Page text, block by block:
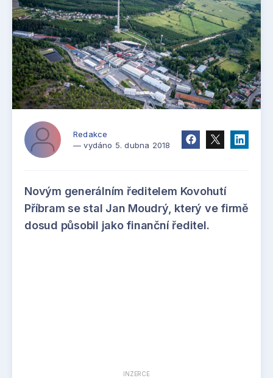
Redakce
— vydáno 5. dubna 2018
Novým generálním ředitelem Kovohutí
Příbram se stal Jan Moudrý, který ve firmě
dosud působil jako finanční ředitel.
INZERCE